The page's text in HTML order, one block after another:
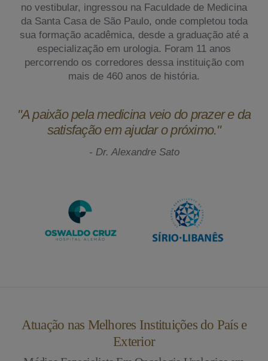
no vestibular, ingressou na Faculdade de Medicina
da Santa Casa de São Paulo, onde completou toda
sua formação acadêmica, desde a graduação até a
especialização em urologia. Foram 11 anos
percorrendo os corredores dessa instituição com
mais de 460 anos de história.
"A paixão pela medicina veio do prazer e da
satisfação em ajudar o próximo."
- Dr. Alexandre Sato
Atuação nas Melhores Instituições do País e
Exterior